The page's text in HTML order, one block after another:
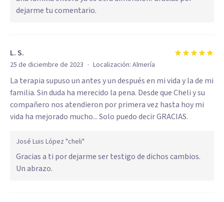
dejarme tu comentario.
L. S.
25 de diciembre de 2023 · Localización: Almería
La terapia supuso un antes y un después en mi vida y la de mi
familia. Sin duda ha merecido la pena. Desde que Cheli y su
compañero nos atendieron por primera vez hasta hoy mi
vida ha mejorado mucho... Solo puedo decir GRACIAS.
José Luis López "cheli"
Gracias a ti por dejarme ser testigo de dichos cambios.
Un abrazo.